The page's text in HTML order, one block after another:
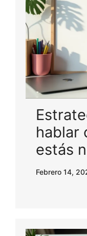
hablar
estás
Febrero 14,